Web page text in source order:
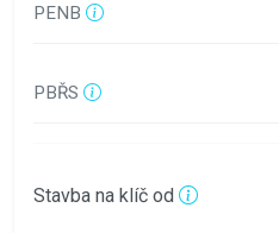
PENB
PBŘS
Stavba na klíč od